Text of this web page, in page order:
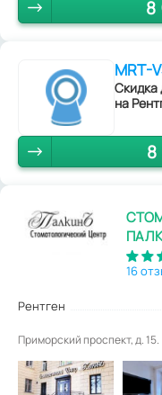
8
MRT-
Скидка
на
8
16
Рентген
Приморский проспект, д. 15.